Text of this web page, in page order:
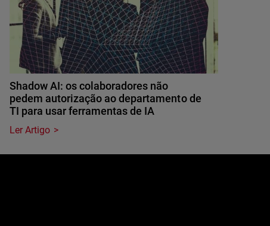
Shadow AI: os colaboradores não
pedem autorização ao departamento de
TI para usar ferramentas de IA
Ler Artigo